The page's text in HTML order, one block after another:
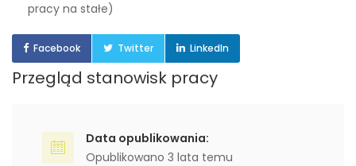
pracy na stałe)
Facebook Twitter LinkedIn
Przegląd stanowisk pracy
Data opublikowania:
Opublikowano 3 lata temu